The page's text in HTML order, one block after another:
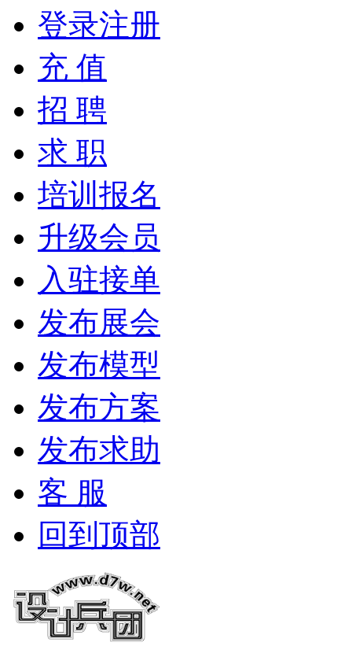
登录注册
充 值
招 聘
求 职
培训报名
升级会员
入驻接单
发布展会
发布模型
发布方案
发布求助
客 服
回到顶部